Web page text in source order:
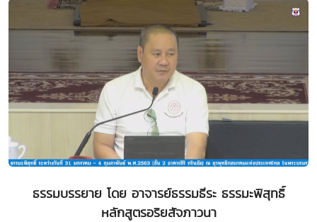
ธรรมบรรยาย โดย อาจารย์ธรรมธีระ ธรรมะพิสุทธิ์
หลักสูตรอริยสัจภาวนา